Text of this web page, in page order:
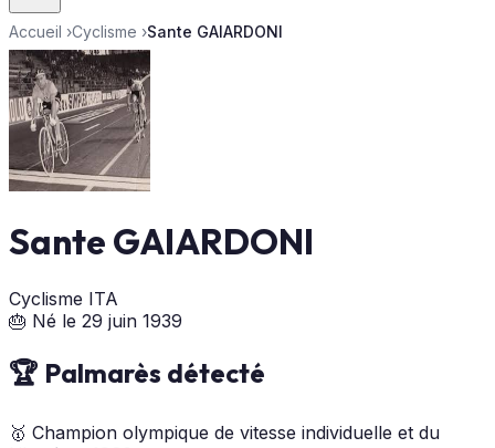
Accueil ›Cyclisme ›Sante GAIARDONI
Sante GAIARDONI
Cyclisme ITA
🎂 Né le 29 juin 1939
🏆 Palmarès détecté
🥇 Champion olympique de vitesse individuelle et du